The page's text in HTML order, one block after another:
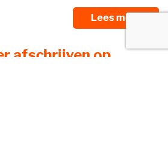
Lees meer
afschrijven op